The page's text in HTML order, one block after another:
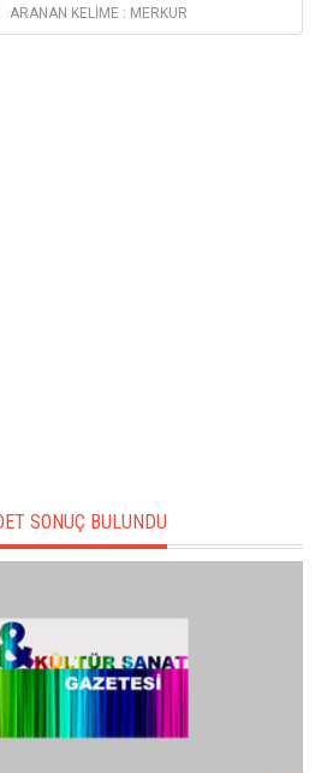
ARANAN KELİME : MERKUR
SONUÇ BULUNDU